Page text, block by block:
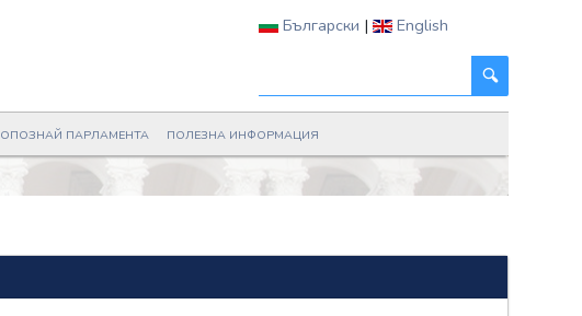
Български | English
ОПОЗНАЙ ПАРЛАМЕНТА ПОЛЕЗНА ИНФОРМАЦИЯ